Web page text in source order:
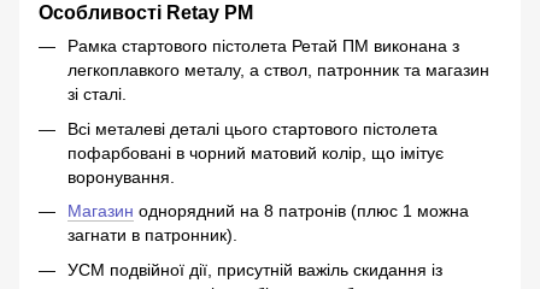
Особливості Retay PM
Рамка стартового пістолета Ретай ПМ виконана з
легкоплавкого металу, а ствол, патронник та магазин
зі сталі.
Всі металеві деталі цього стартового пістолета
пофарбовані в чорний матовий колір, що імітує
воронування.
Магазин однорядний на 8 патронів (плюс 1 можна
загнати в патронник).
УСМ подвійної дії, присутній важіль скидання із